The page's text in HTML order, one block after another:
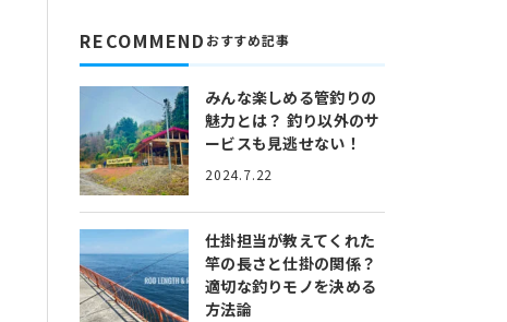
RECOMMEND おすすめ記事
みんな楽しめる管釣りの
魅力とは？ 釣り以外のサ
ービスも見逃せない！
2024.7.22
仕掛担当が教えてくれた
竿の長さと仕掛の関係？
適切な釣りモノを決める
方法論